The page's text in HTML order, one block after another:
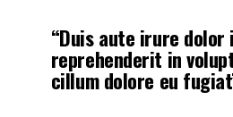
“Duis aute irure dolor
reprehenderit in
cillum dolore eu